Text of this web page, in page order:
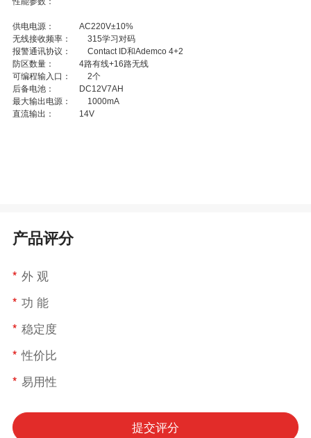
供电电源： AC220V±10%
无线接收频率： 315学习对码
报警通讯协议： Contact ID和Ademco 4+2
防区数量： 4路有线+16路无线
可编程输入口： 2个
后备电池： DC12V7AH
最大输出电源： 1000mA
直流输出： 14V
产品评分
* 外 观
* 功 能
* 稳定度
* 性价比
* 易用性
提交评分